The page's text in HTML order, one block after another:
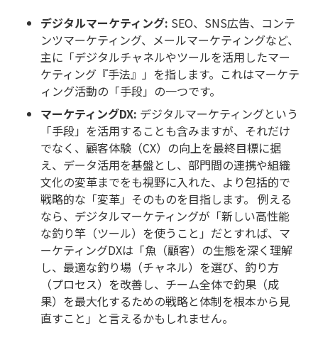
デジタルマーケティング: SEO、SNS広告、コンテ
ンツマーケティング、メールマーケティングなど、
主に「デジタルチャネルやツールを活用したマー
ケティング『手法』」を指します。これはマーケテ
ィング活動の「手段」の一つです。
マーケティングDX: デジタルマーケティングという
「手段」を活用することも含みますが、それだけ
でなく、顧客体験（CX）の向上を最終目標に据
え、データ活用を基盤とし、部門間の連携や組織
文化の変革までをも視野に入れた、より包括的で
戦略的な「変革」そのものを目指します。 例える
なら、デジタルマーケティングが「新しい高性能
な釣り竿（ツール）を使うこと」だとすれば、マ
ーケティングDXは「魚（顧客）の生態を深く理解
し、最適な釣り場（チャネル）を選び、釣り方
（プロセス）を改善し、チーム全体で釣果（成
果）を最大化するための戦略と体制を根本から見
直すこと」と言えるかもしれません。